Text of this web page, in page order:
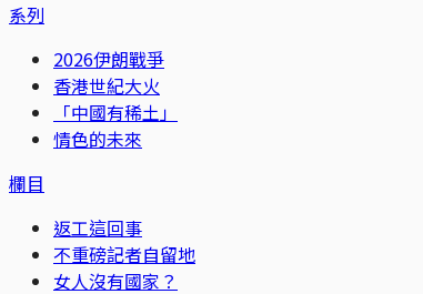
系列
2026伊朗戰爭
香港世紀大火
「中國有稀土」
情色的未來
欄目
返工這回事
不重磅記者自留地
女人沒有國家？